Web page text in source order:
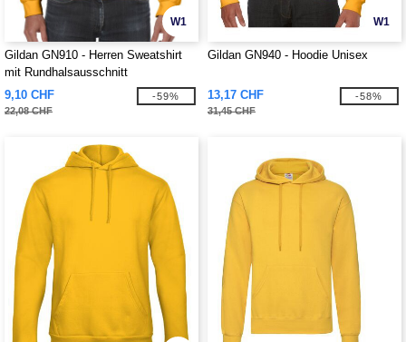
W1
Gildan GN910 - Herren Sweatshirt
mit Rundhalsausschnitt
9,10 CHF
22,08 CHF
-59%
W1
Gildan GN940 - Hoodie Unisex
13,17 CHF
31,45 CHF
-58%